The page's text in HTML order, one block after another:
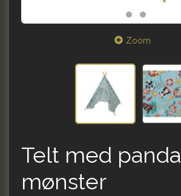
Zoom
Telt med panda
mønster